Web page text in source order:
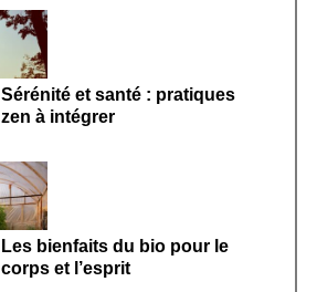
Sérénité et santé : pratiques
zen à intégrer
Les bienfaits du bio pour le
corps et l’esprit